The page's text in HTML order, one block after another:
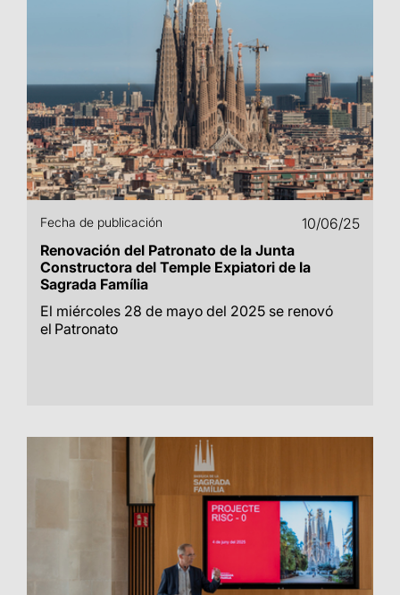
Fecha de publicación
10/06/25
Renovación del Patronato de la Junta
Constructora del Temple Expiatori de la
Sagrada Família
El miércoles 28 de mayo del 2025 se renovó
el Patronato